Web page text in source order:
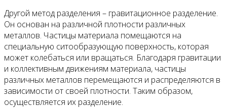
Другой метод разделения – гравитационное разделение.
Он основан на различной плотности различных
металлов. Частицы материала помещаются на
специальную ситообразующую поверхность, которая
может колебаться или вращаться. Благодаря гравитации
и коллективным движениям материала, частицы
различных металлов перемещаются и распределяются в
зависимости от своей плотности. Таким образом,
осуществляется их разделение.